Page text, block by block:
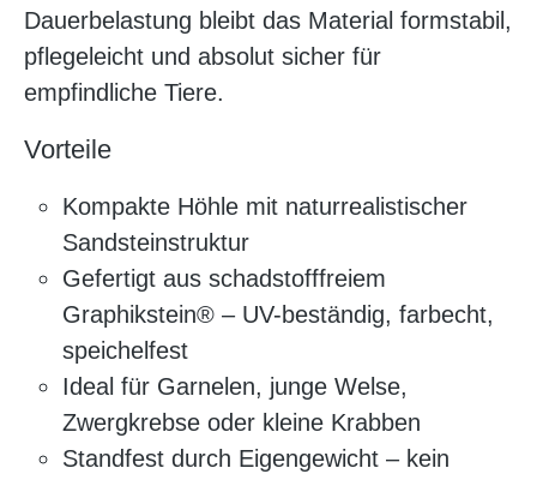
Dauerbelastung bleibt das Material formstabil,
pflegeleicht und absolut sicher für
empfindliche Tiere.
Vorteile
Kompakte Höhle mit naturrealistischer
Sandsteinstruktur
Gefertigt aus schadstofffreiem
Graphikstein® – UV-beständig, farbecht,
speichelfest
Ideal für Garnelen, junge Welse,
Zwergkrebse oder kleine Krabben
Standfest durch Eigengewicht – kein